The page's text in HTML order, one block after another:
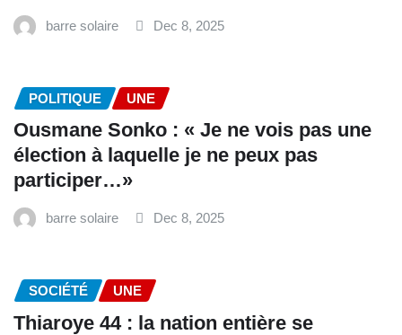
barre solaire Dec 8, 2025
POLITIQUE UNE
Ousmane Sonko : « Je ne vois pas une
élection à laquelle je ne peux pas
participer…»
barre solaire Dec 8, 2025
SOCIÉTÉ UNE
Thiaroye 44 : la nation entière se